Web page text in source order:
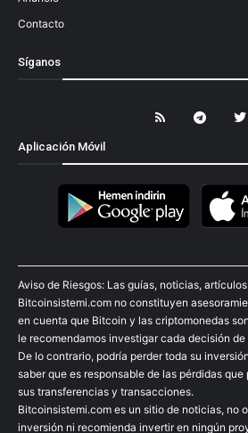
Contacto
Síganos
Aplicación Móvil
Aviso de Riesgos: Las guías, noticias,
Bitcoinsistemi.com no constituyen
en cuenta que Bitcoin y las criptomonedas
le recomendamos investigar cada decisión
De lo contrario, podría perder toda su
saber que es responsable de las pérdidas
sus transferencias y transacciones.
Bitcoinsistemi.com es un sitio de noticias, no
inversión ni recomienda invertir en ningún